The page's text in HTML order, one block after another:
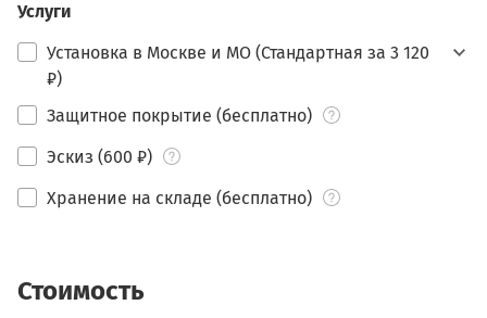
Услуги
Установка в Москве и МО (Стандартная за 3 120
₽)
Защитное покрытие (бесплатно)
Эскиз (600 ₽)
Хранение на складе (бесплатно)
Стоимость